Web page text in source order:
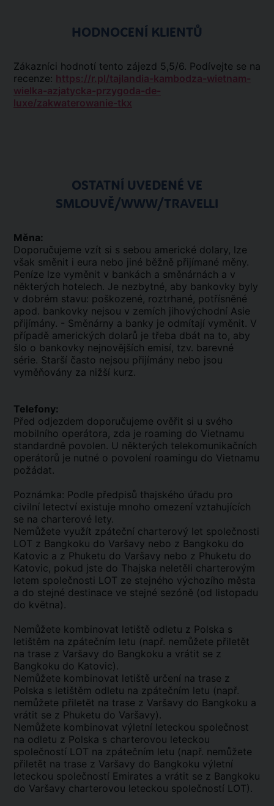
HODNOCENÍ KLIENTŮ
Zákazníci hodnotí tento zájezd 5,5/6. Podívejte se na
recenze: https://r.pl/tajlandia-kambodza-wietnam-
wielka-azjatycka-przygoda-de-
luxe/zakwaterowanie-tkx
OSTATNÍ UVEDENÉ VE
SMLOUVĚ/WWW/TRAVELLI
Měna:
Doporučujeme vzít si s sebou americké dolary, lze
však směnit i eura nebo jiné běžně přijímané měny.
Peníze lze vyměnit v bankách a směnárnách a v
některých hotelech. Je nezbytné, aby bankovky byly
v dobrém stavu: poškozené, roztrhané, potřísněné
apod. bankovky nejsou v zemích jihovýchodní Asie
přijímány. - Směnárny a banky je odmítají vyměnit. V
případě amerických dolarů je třeba dbát na to, aby
šlo o bankovky nejnovějších emisí, tzv. barevné
série. Starší často nejsou přijímány nebo jsou
vyměňovány za nižší kurz.
Telefony:
Před odjezdem doporučujeme ověřit si u svého
mobilního operátora, zda je roaming do Vietnamu
standardně povolen. U některých telekomunikačních
operátorů je nutné o povolení roamingu do Vietnamu
požádat.
Poznámka: Podle předpisů thajského úřadu pro
civilní letectví existuje mnoho omezení vztahujících
se na charterové lety.
Nemůžete využít zpáteční charterový let společnosti
LOT z Bangkoku do Varšavy nebo z Bangkoku do
Katovic a z Phuketu do Varšavy nebo z Phuketu do
Katovic, pokud jste do Thajska neletěli charterovým
letem společnosti LOT ze stejného výchozího města
a do stejné destinace ve stejné sezóně (od listopadu
do května).
Nemůžete kombinovat letiště odletu z Polska s
letištěm na zpátečním letu (např. nemůžete přiletět
na trase z Varšavy do Bangkoku a vrátit se z
Bangkoku do Katovic).
Nemůžete kombinovat letiště určení na trase z
Polska s letištěm odletu na zpátečním letu (např.
nemůžete přiletět na trase z Varšavy do Bangkoku a
vrátit se z Phuketu do Varšavy).
Nemůžete kombinovat výletní leteckou společnost
na odletu z Polska s charterovou leteckou
společností LOT na zpátečním letu (např. nemůžete
přiletět na trase z Varšavy do Bangkoku výletní
leteckou společností Emirates a vrátit se z Bangkoku
do Varšavy charterovou leteckou společností LOT).